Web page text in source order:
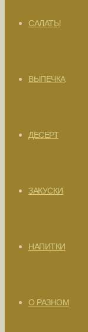
САЛАТЫ
ВЫПЕЧКА
ДЕСЕРТ
ЗАКУСКИ
НАПИТКИ
О РАЗНОМ